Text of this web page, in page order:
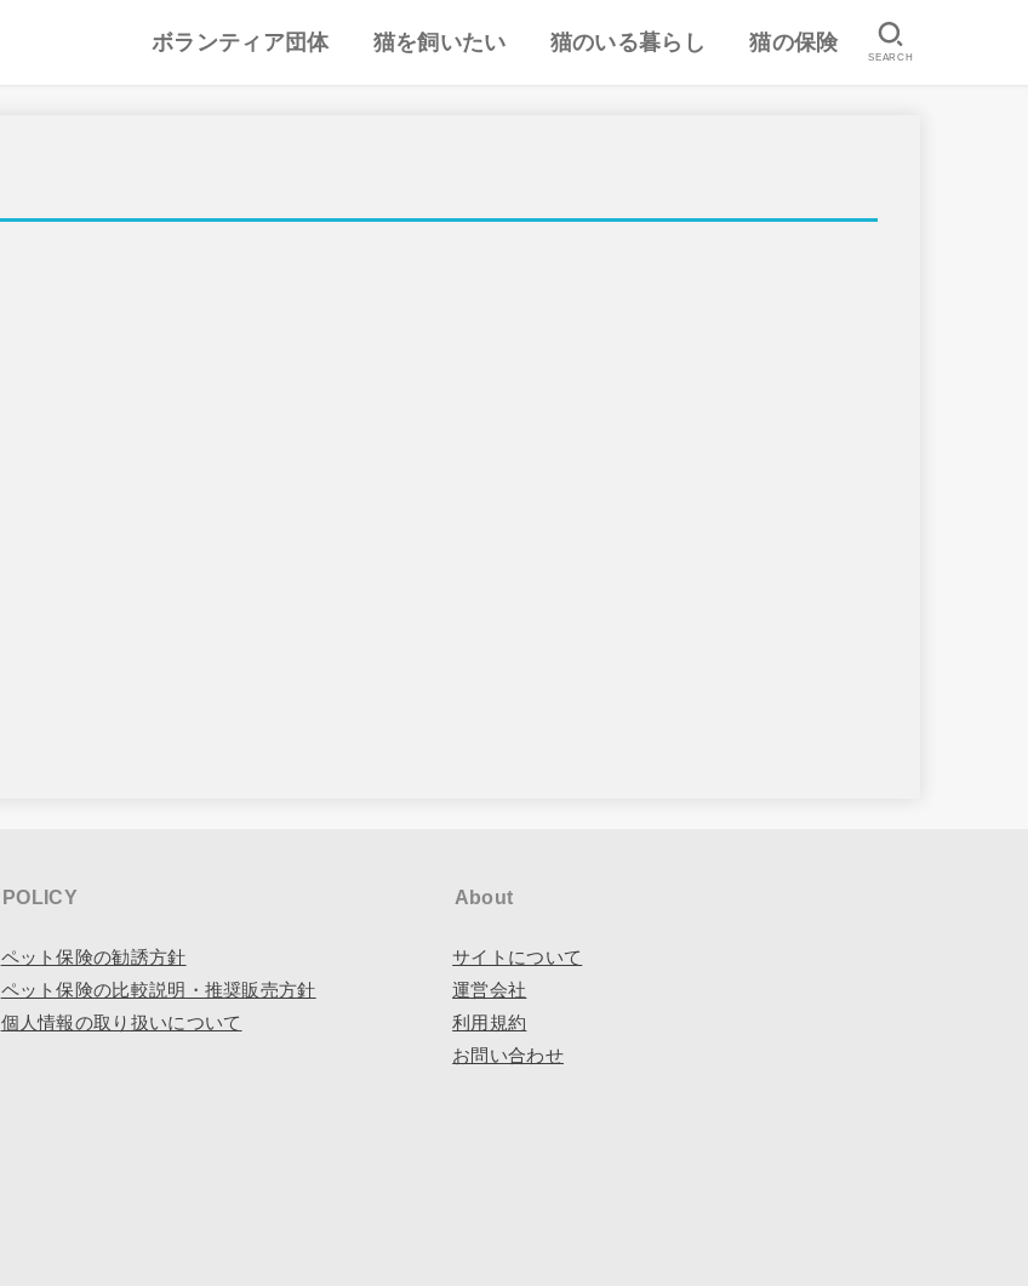
ボランティア団体 猫を飼いたい 猫のいる暮らし 猫の保険
SEARCH
POLICY
ペット保険の勧誘方針
ペット保険の比較説明・推奨販売方針
個人情報の取り扱いについて
About
サイトについて
運営会社
利用規約
お問い合わせ